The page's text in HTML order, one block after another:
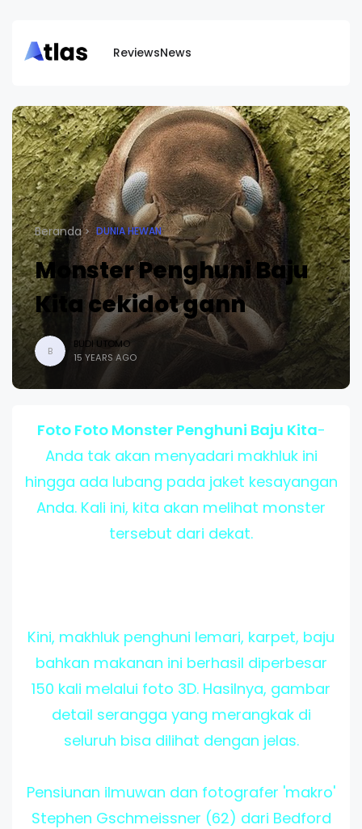
ReviewsNews
Beranda DUNIA HEWAN
Monster Penghuni Baju
Kita cekidot gann
B
BUDI UTOMO
15 YEARS AGO
Foto Foto Monster Penghuni Baju Kita-
Anda tak akan menyadari makhluk ini
hingga ada lubang pada jaket kesayangan
Anda. Kali ini, kita akan melihat monster
tersebut dari dekat.
Kini, makhluk penghuni lemari, karpet, baju
bahkan makanan ini berhasil diperbesar
150 kali melalui foto 3D. Hasilnya, gambar
detail serangga yang merangkak di
seluruh bisa dilihat dengan jelas.
Pensiunan ilmuwan dan fotografer 'makro'
Stephen Gschmeissner (62) dari Bedford